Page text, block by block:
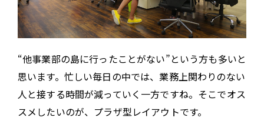
“他事業部の島に行ったことがない”という方も多いと
思います。忙しい毎日の中では、業務上関わりのない
人と接する時間が減っていく一方ですね。そこでオス
スメしたいのが、プラザ型レイアウトです。